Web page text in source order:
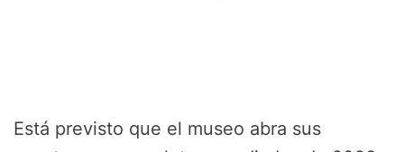
Está previsto que el museo abra sus